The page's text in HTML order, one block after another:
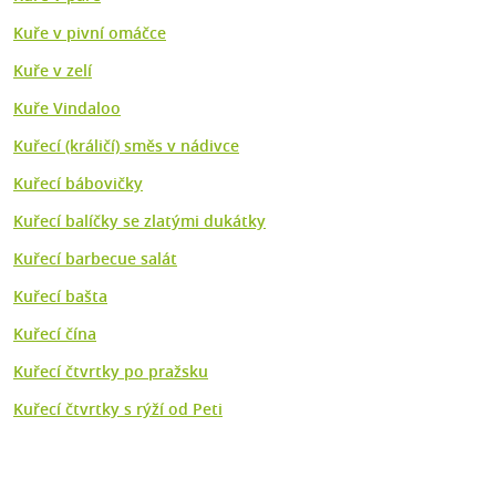
Kuře v pivní omáčce
Kuře v zelí
Kuře Vindaloo
Kuřecí (králičí) směs v nádivce
Kuřecí bábovičky
Kuřecí balíčky se zlatými dukátky
Kuřecí barbecue salát
Kuřecí bašta
Kuřecí čína
Kuřecí čtvrtky po pražsku
Kuřecí čtvrtky s rýží od Peti